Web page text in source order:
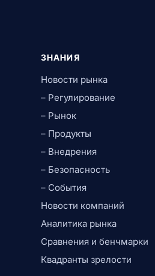
ЗНАНИЯ
Новости рынка
– Регулирование
– Рынок
– Продукты
– Внедрения
– Безопасность
– События
Новости компаний
Аналитика рынка
Сравнения и бенчмарки
Квадранты зрелости